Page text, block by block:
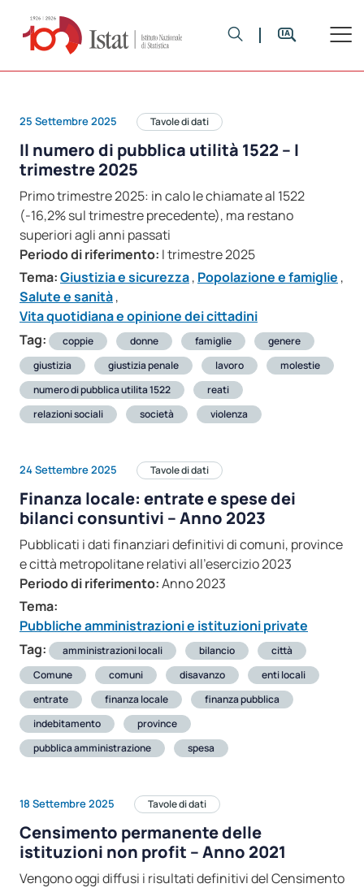
25 Settembre 2025 Tavole di dati
Il numero di pubblica utilità 1522 – I
trimestre 2025
Primo trimestre 2025: in calo le chiamate al 1522
(-16,2% sul trimestre precedente), ma restano
superiori agli anni passati
Periodo di riferimento: I trimestre 2025
Tema:Giustizia e sicurezza, Popolazione e famiglie ,
Salute e sanità,
Vita quotidiana e opinione dei cittadini
Tag:
coppie donne famiglie
genere
giustizia
giustizia penale lavoro
molestie
numero di pubblica utilita 1522
reati
relazioni sociali
società violenza
24 Settembre 2025 Tavole di dati
Finanza locale: entrate e spese dei
bilanci consuntivi – Anno 2023
Pubblicati i dati finanziari definitivi di comuni, province
e città metropolitane relativi all’esercizio 2023
Periodo di riferimento:Anno 2023
Tema:
Pubbliche amministrazioni e istituzioni private
Tag:
amministrazioni locali bilancio
città
Comune
comuni disavanzo
enti locali
entrate
finanza locale
finanza pubblica
indebitamento
province
pubblica amministrazione
spesa
18 Settembre 2025 Tavole di dati
Censimento permanente delle
istituzioni non profit – Anno 2021
Vengono oggi diffusi i risultati definitivi del Censimento